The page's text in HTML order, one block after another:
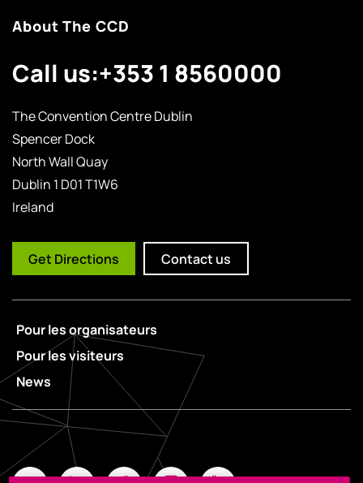
About The CCD
Call us:+353 1 8560000
The Convention Centre Dublin
Spencer Dock
North Wall Quay
Dublin 1 D01 T1W6
Ireland
Get Directions Contact us
Pour les organisateurs
Pour les visiteurs
News